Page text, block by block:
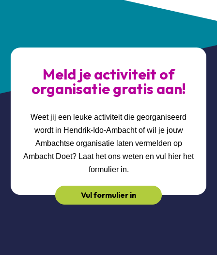
Meld je activiteit of
organisatie gratis aan!
Weet jij een leuke activiteit die georganiseerd
wordt in Hendrik-Ido-Ambacht of wil je jouw
Ambachtse organisatie laten vermelden op
Ambacht Doet? Laat het ons weten en vul hier het
formulier in.
Vul formulier in